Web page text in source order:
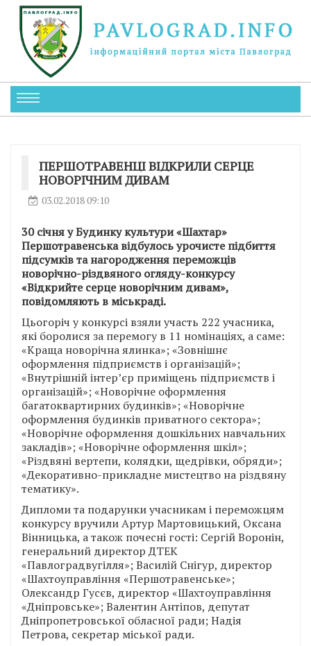
ПЕРШОТРАВЕНЦІ ВІДКРИЛИ СЕРЦЕ
НОВОРІЧНИМ ДИВАМ
03.02.2018 09:10
30 січня у Будинку культури «Шахтар»
Першотравенська відбулось урочисте підбиття
підсумків та нагородження переможців
новорічно-різдвяного огляду-конкурсу
«Відкрийте серце новорічним дивам»,
повідомляють в міськраді.
Цьогоріч у конкурсі взяли участь 222 учасника,
які боролися за перемогу в 11 номінаціях, а саме:
«Краща новорічна ялинка»; «Зовнішнє
оформлення підприємств і організацій»;
«Внутрішній інтер’єр приміщень підприємств і
організацій»; «Новорічне оформлення
багатоквартирних будинків»; «Новорічне
оформлення будинків приватного сектора»;
«Новорічне оформлення дошкільних навчальних
закладів»; «Новорічне оформлення шкіл»;
«Різдвяні вертепи, колядки, щедрівки, обряди»;
«Декоративно-прикладне мистецтво на різдвяну
тематику».
Дипломи та подарунки учасникам і переможцям
конкурсу вручили Артур Мартовицький, Оксана
Вінницька, а також почесні гості: Сергій Воронін,
генеральний директор ДТЕК
«Павлоградвугілля»; Василій Снігур, директор
«Шахтоуправління «Першотравенське»;
Олександр Гусєв, директор «Шахтоуправління
«Дніпровське»; Валентин Антіпов, депутат
Дніпропетровської обласної ради; Надія
Петрова, секретар міської ради.